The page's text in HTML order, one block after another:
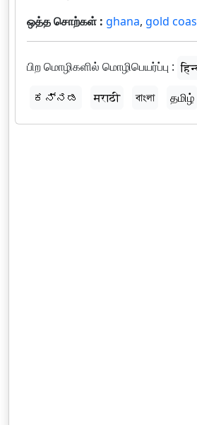
ஒத்த சொற்கள் : ghana, gold
பிற மொழிகளில் மொழிபெயர்ப்பு :
ಕನ್ನಡ
मराठी বাংলা தமிழ்